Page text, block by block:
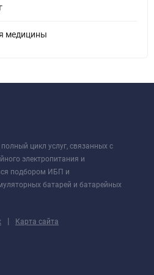
медицины
цикл услуг, связанных с
электропитания и
подбором ИБП и
батарей и батарейных
| Карта сайта